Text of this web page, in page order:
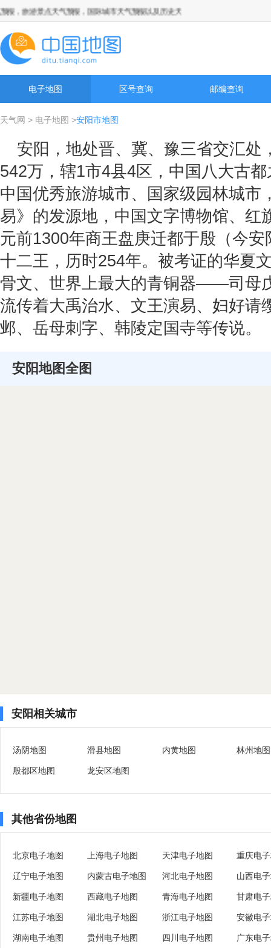
旅游景点天气预报，国际城市天气预报以及历史天气预报查询
电子地图 区号查询 邮编查询
天气网 > 电子地图 >安阳市地图
安阳，地处晋、冀、豫三省交汇处
542万，辖1市4县4区，中国八大古
中国优秀旅游城市、国家级园林城市
易》的发源地，中国文字博物馆、红
元前1300年商王盘庚迁都于殷（今
十二王，历时254年。被考证的华
骨文、世界上最大的青铜器——司母
流传着大禹治水、文王演易、妇好请
邺、岳母刺字、韩陵定国寺等传说。
安阳地图全图
安阳相关城市
汤阴地图 滑县地图 内黄地图 林州地图
殷都区地图 龙安区地图
其他省份地图
北京电子地图 上海电子地图 天津电子地图 重庆电
辽宁电子地图 内蒙古电子地图 河北电子地图 山西电
新疆电子地图 西藏电子地图 青海电子地图 甘肃电
江苏电子地图 湖北电子地图 浙江电子地图 安徽电
湖南电子地图 贵州电子地图 四川电子地图 广东电